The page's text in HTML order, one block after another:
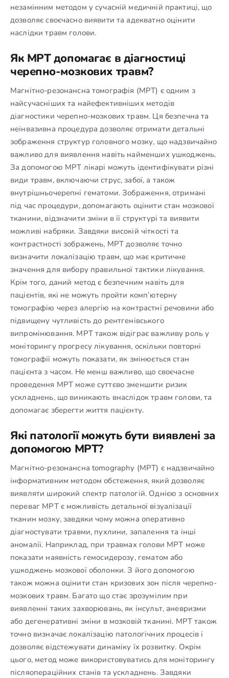
незамінним методом у сучасній медичній практиці, що
дозволяє своєчасно виявити та адекватно оцінити
наслідки травм голови.
Як МРТ допомагає в діагностиці
черепно-мозкових травм?
Магнітно-резонансна томографія (МРТ) є одним з
найсучасніших та найефективніших методів
діагностики черепно-мозкових травм. Ця безпечна та
неінвазивна процедура дозволяє отримати детальні
зображення структур головного мозку, що надзвичайно
важливо для виявлення навіть найменших ушкоджень.
За допомогою МРТ лікарі можуть ідентифікувати різні
види травм, включаючи струс, забої, а також
внутрішньочерепні гематоми. Зображення, отримані
під час процедури, допомагають оцінити стан мозкової
тканини, відзначити зміни в її структурі та виявити
можливі набряки. Завдяки високій чіткості та
контрастності зображень, МРТ дозволяє точно
визначити локалізацію травм, що має критичне
значення для вибору правильної тактики лікування.
Крім того, даний метод є безпечним навіть для
пацієнтів, які не можуть пройти комп’ютерну
томографію через алергію на контрастні речовини або
підвищену чутливість до рентгенівського
випромінювання. МРТ також відіграє важливу роль у
моніторингу прогресу лікування, оскільки повторні
томографії можуть показати, як змінюється стан
пацієнта з часом. Не менш важливо, що своєчасне
проведення МРТ може суттєво зменшити ризик
ускладнень, що виникають внаслідок травм голови, та
допомагає зберегти життя пацієнту.
Які патології можуть бути виявлені за
допомогою МРТ?
Магнітно-резонансна tomography (МРТ) є надзвичайно
інформативним методом обстеження, який дозволяє
виявляти широкий спектр патологій. Однією з основних
переваг МРТ є можливість детальної візуалізації
тканин мозку, завдяки чому можна оперативно
діагностувати травми, пухлини, запалення та інші
аномалії. Наприклад, при травмах голови МРТ може
показати наявність гемосидерозу, гематом або
ушкоджень мозкової оболонки. З його допомогою
також можна оцінити стан кризових зон після черепно-
мозкових травм. Багато що стає зрозумілим при
виявленні таких захворювань, як інсульт, аневризми
або дегенеративні зміни в мозковій тканині. МРТ також
точно визначає локалізацію патологічних процесів і
дозволяє відстежувати динаміку їх розвитку. Окрім
цього, метод може використовуватись для моніторингу
післяопераційних станів та ускладнень. Завдяки